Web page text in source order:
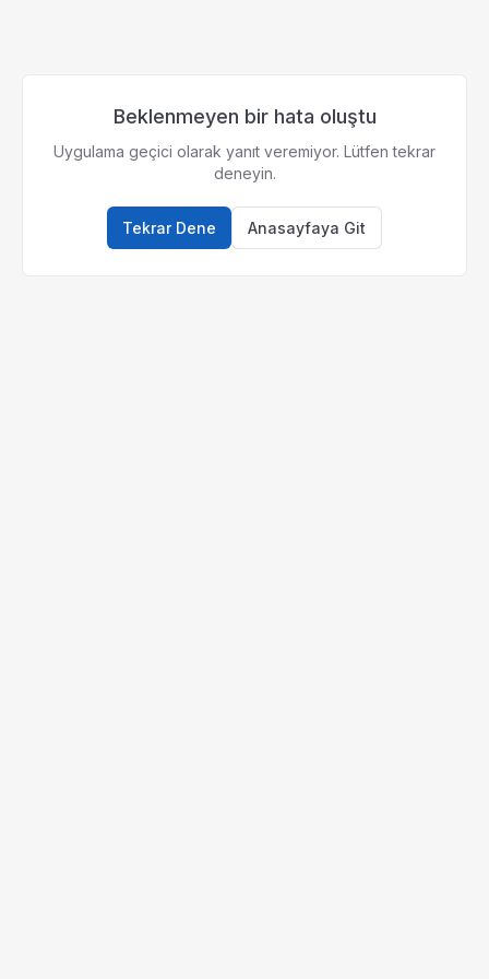
Beklenmeyen bir hata oluştu
Uygulama geçici olarak yanıt veremiyor. Lütfen tekrar
deneyin.
Tekrar Dene Anasayfaya Git